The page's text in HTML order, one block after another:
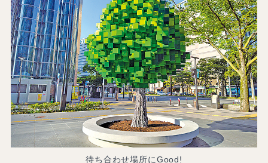
待ち合わせ場所にGood!